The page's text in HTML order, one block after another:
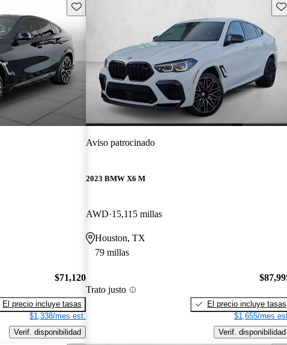
Guarda este Aviso
$71,120
El precio incluye tasas
$1,338/mes est.
Verif. disponibilidad
Aviso patrocinado
2023 BMW X6 M
AWD 15,115 millas
Houston, TX
79 millas
Trato justo
El precio incluye tasas
$1,655/mes
Verif. disponibilidad